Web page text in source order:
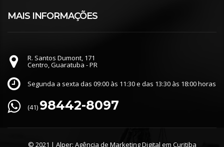
MAIS INFORMAÇÕES
R. Santos Dumont, 171
Centro, Guaratuba - PR
Segunda a sexta das 09:00 às 11:30 e das 13:30 às 18:00 horas
(41) 98442-8097
© 2021 | Alper: Agência de Marketing Digital em Curitiba